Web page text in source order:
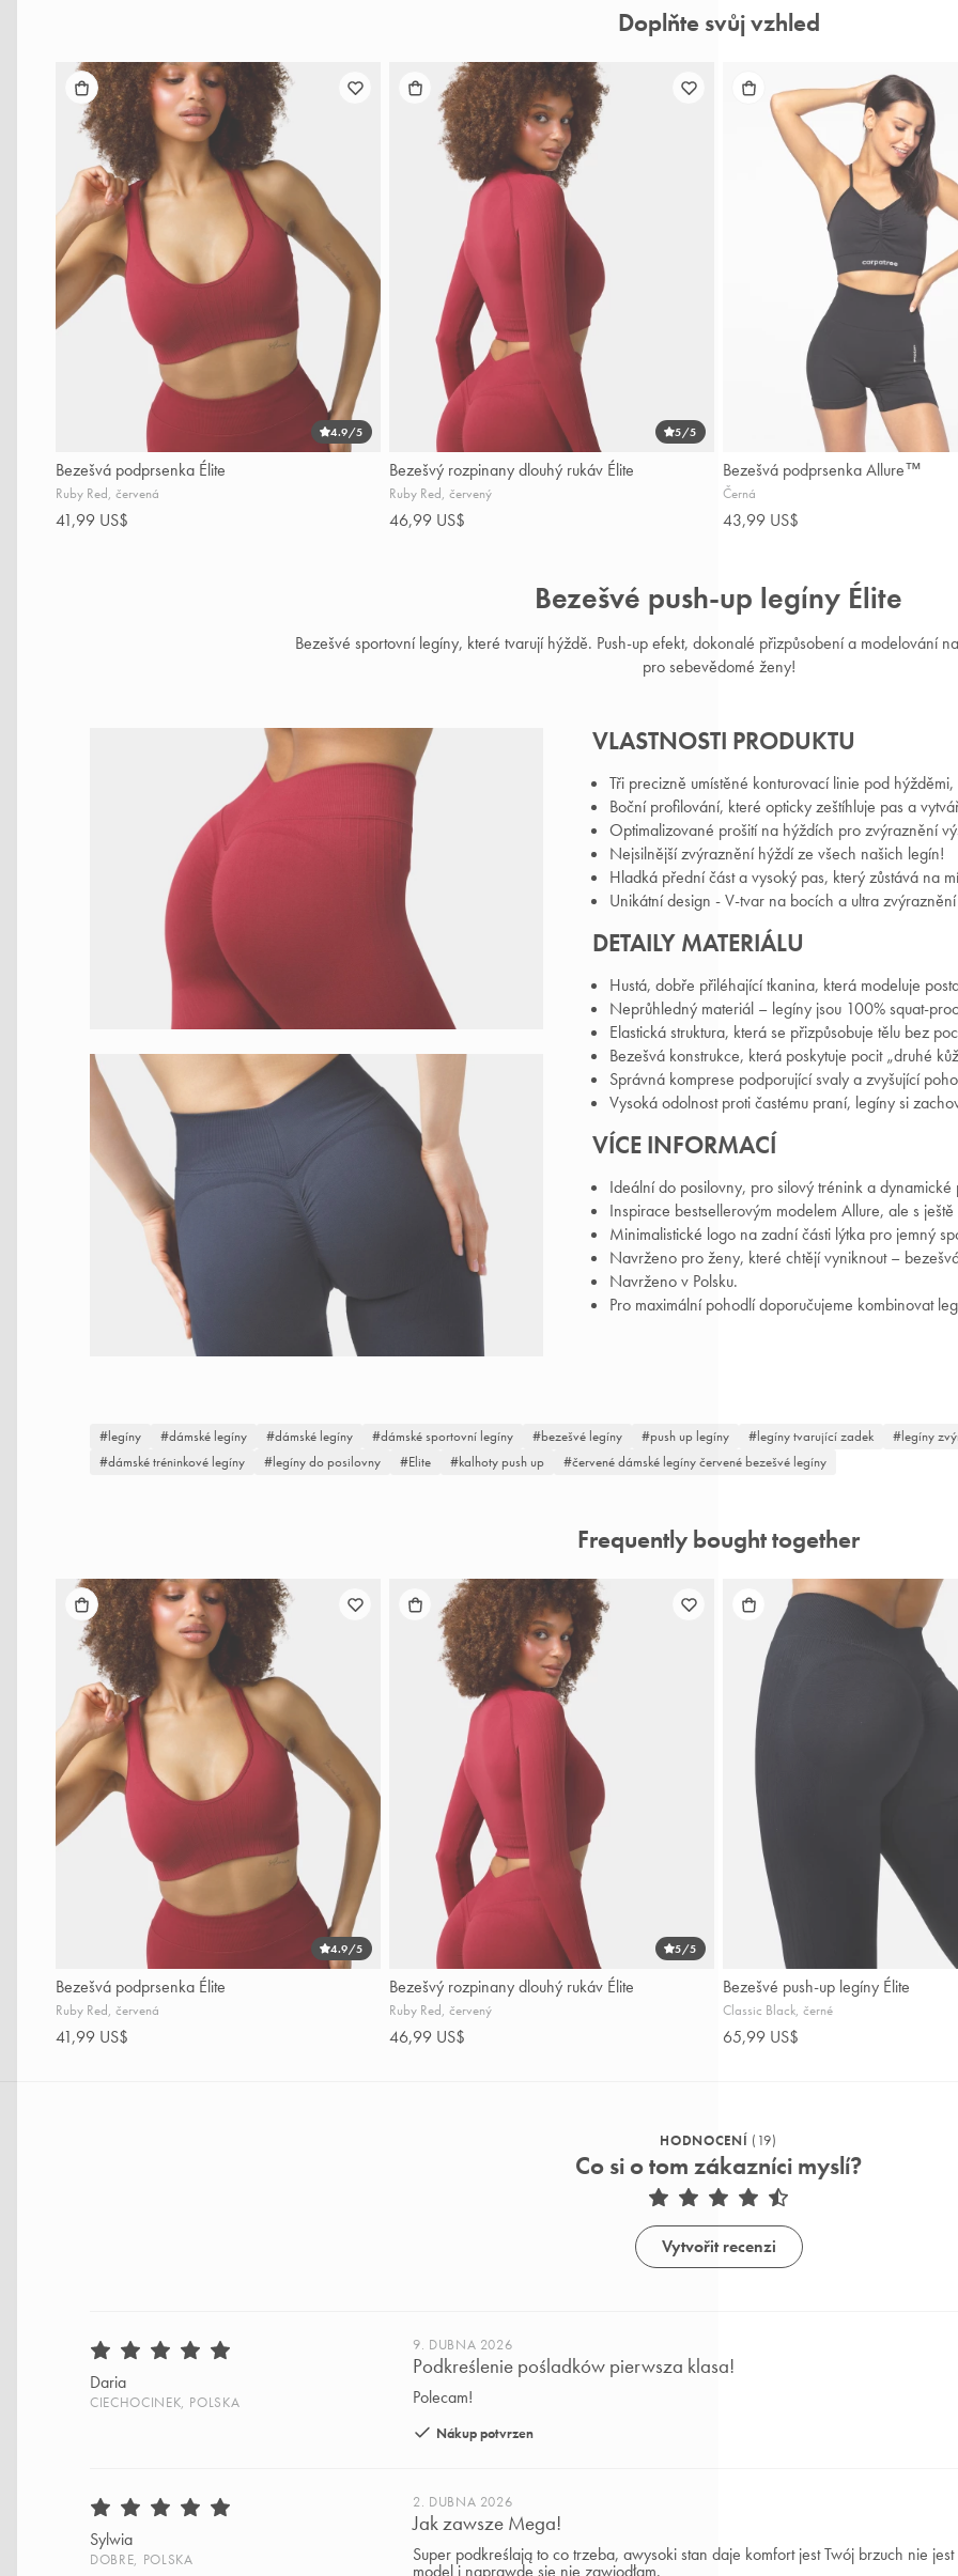
Doplňte svůj vzhled
4.9/5
Bezešvá podprsenka Élite
Ruby Red, červená
41,99 US$
5/5
Bezešvý rozpinany dlouhý rukáv Élite
Ruby Red, červený
46,99 US$
Bezešvá podprsenka Allure™
Černá
43,99 US$
Bezešvé push-up legíny Élite
Bezešvé sportovní legíny, které tvarují hýždě. Push-up efekt, dokonalé přizpůsobení a modelování
pro sebevědomé ženy!
VLASTNOSTI PRODUKTU
Tři precizně umístěné konturovací linie pod
Boční profilování, které opticky zeštíhluje pas a
Optimalizované prošití na hýždích pro zvýraznění
Nejsilnější zvýraznění hýždí ze všech našich legín!
Hladká přední část a vysoký pas, který zůstává na
Unikátní design - V-tvar na bocích a ultra
DETAILY MATERIÁLU
Hustá, dobře přiléhající tkanina, která modeluje
Neprůhledný materiál – legíny jsou 100% squat-
Elastická struktura, která se přizpůsobuje tělu bez
Bezešvá konstrukce, která poskytuje pocit „druhé
Správná komprese podporující svaly a zvyšující
Vysoká odolnost proti častému praní, legíny si
VÍCE INFORMACÍ
Ideální do posilovny, pro silový trénink a dynamické
Inspirace bestsellerovým modelem Allure, ale s
Minimalistické logo na zadní části lýtka pro jemný
Navrženo pro ženy, které chtějí vyniknout –
Navrženo v Polsku.
Pro maximální pohodlí doporučujeme kombinovat
legíny dámské legíny dámské legíny dámské sportovní legíny bezešvé legíny push up legíny legíny tvarující zadek legíny
dámské tréninkové legíny
legíny do posilovny Elite kalhoty push up červené dámské legíny červené bezešvé legíny
Frequently bought together
4.9/5
Bezešvá podprsenka Élite
Ruby Red, červená
41,99 US$
5/5
Bezešvý rozpinany dlouhý rukáv Élite
Ruby Red, červený
46,99 US$
Bezešvé push-up legíny Élite
Classic Black, černé
65,99 US$
HODNOCENÍ ( 19)
Co si o tom zákazníci myslí?
Vytvořit recenzi
Daria
CIECHOCINEK, POLSKA
9. DUBNA 2026
Podkreślenie pośladków pierwsza klasa!
Polecam!
Nákup potvrzen
Sylwia
DOBRE, POLSKA
2. DUBNA 2026
Jak zawsze Mega!
Super podkreślają to co trzeba, awysoki stan daje komfort jest Twój brzuch nie
model i naprawdę się nie zawiodłam.